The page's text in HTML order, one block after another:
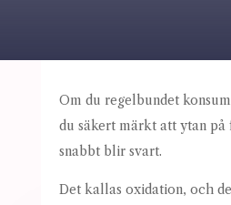
Om du regelbundet
du säkert märkt att ytan
snabbt blir svart.
Det kallas oxidation, och